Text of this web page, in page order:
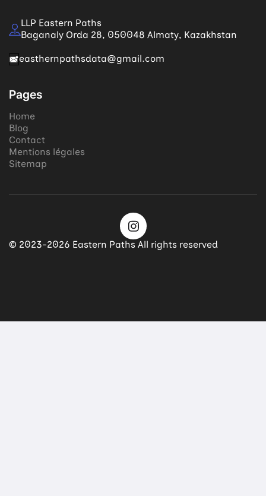
LLP Eastern Paths
Baganaly Orda 28, 050048 Almaty, Kazakhstan
easthernpathsdata@gmail.com
Pages
Home
Blog
Contact
Mentions légales
Sitemap
© 2023-2026 Eastern Paths All rights reserved